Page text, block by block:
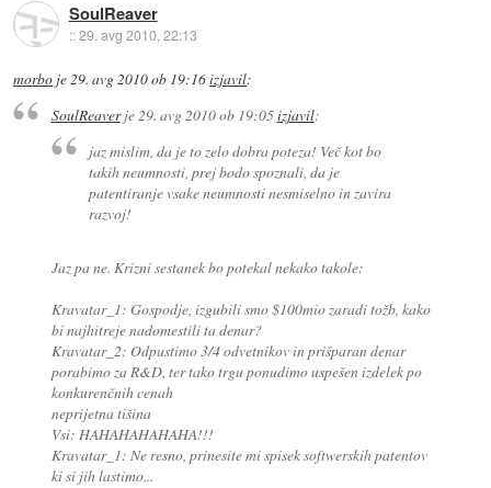
SoulReaver
::29. avg 2010, 22:13
morbo je29. avg 2010 ob 19:16izjavil:
SoulReaverje29. avg 2010 ob 19:05izjavil:
jaz mislim, da je to zelo dobra poteza! Več kot bo
takih neumnosti, prej bodo spoznali, da je
patentiranje vsake neumnosti nesmiselno in zavira
razvoj!
Jaz pa ne. Krizni sestanek bo potekal nekako takole:
Kravatar_1: Gospodje, izgubili smo $100mio zaradi tožb, kako
bi najhitreje nadomestili ta denar?
Kravatar_2: Odpustimo 3/4 odvetnikov in prišparan denar
porabimo za R&D, ter tako trgu ponudimo uspešen izdelek po
konkurenčnih cenah
neprijetna tišina
Vsi: HAHAHAHAHAHA!!!
Kravatar_1: Ne resno, prinesite mi spisek softwerskih patentov
ki si jih lastimo...